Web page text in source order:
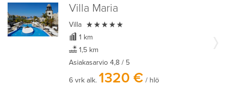
Villa Maria
Villa 
1 km
1,5 km
Asiakasarvio 4,8 / 5
6 vrk alk. 1320 € / hlö